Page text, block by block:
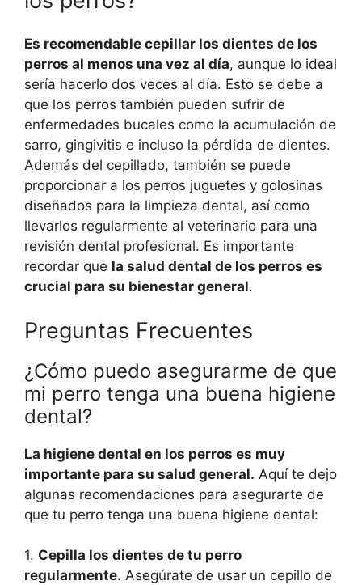
Es recomendable cepillar los dientes de los
perros al menos una vez al día, aunque lo ideal
sería hacerlo dos veces al día. Esto se debe a
que los perros también pueden sufrir de
enfermedades bucales como la acumulación de
sarro, gingivitis e incluso la pérdida de dientes.
Además del cepillado, también se puede
proporcionar a los perros juguetes y golosinas
diseñados para la limpieza dental, así como
llevarlos regularmente al veterinario para una
revisión dental profesional. Es importante
recordar que la salud dental de los perros es
crucial para su bienestar general.
Preguntas Frecuentes
¿Cómo puedo asegurarme de que
mi perro tenga una buena higiene
dental?
La higiene dental en los perros es muy
importante para su salud general. Aquí te dejo
algunas recomendaciones para asegurarte de
que tu perro tenga una buena higiene dental:
1. Cepilla los dientes de tu perro
regularmente. Asegúrate de usar un cepillo de